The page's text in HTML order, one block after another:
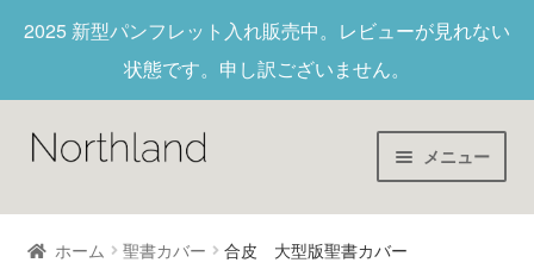
2025 新型パンフレット入れ販売中。レビューが見れない
状態です。申し訳ございません。
メニュー
Home
ホーム 聖書カバー 合皮 大型版聖書カバー